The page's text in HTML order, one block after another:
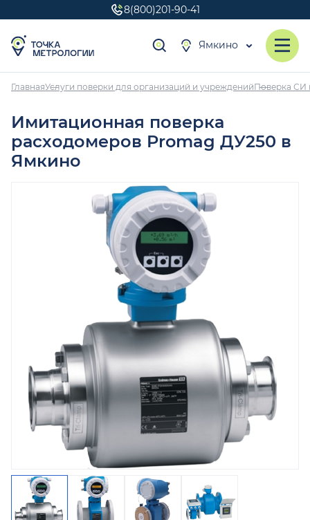
8(800)201-90-41
Ямкино
ГлавнаяУслуги поверки для организаций и учрежденийПоверка СИ
Имитационная поверка
расходомеров Promag ДУ250 в
Ямкино